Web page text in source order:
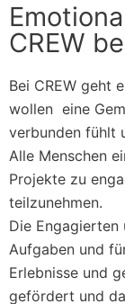
CREW
Bei CREW geht
wollen eine
verbunden fühlt
Alle Menschen
Projekte zu
teilzunehmen.
Die
Aufgaben und
Erlebnisse und
gefördert und